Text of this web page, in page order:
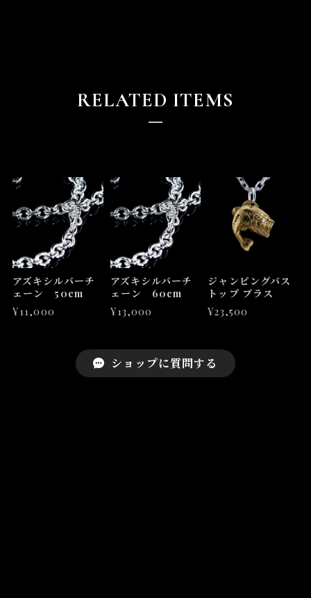
RELATED ITEMS
アズキシルバーチ
ェーン 50cm
¥11,000
アズキシルバーチ
ェーン 60cm
¥13,000
ジャンピングバス
トップ ブラス
¥23,500
ショップに質問する